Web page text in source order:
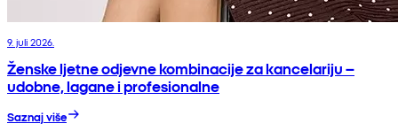
9. juli 2026.
Ženske ljetne odjevne kombinacije za kancelariju –
udobne, lagane i profesionalne
Saznaj više